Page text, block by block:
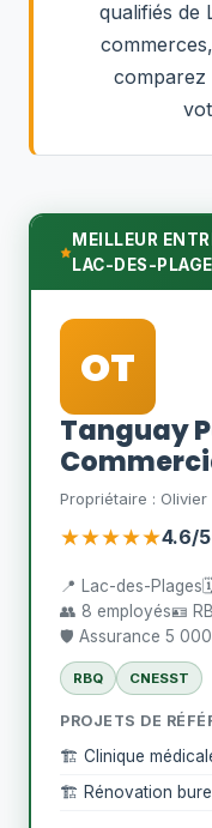
qualifiés de
comparez
MEILLEUR
LAC-DES-
OT
Tanguay
Propriétaire :
★★★★★4.6/5
📍 Lac-des-Plages
👥 8 employés🪪
🛡️ Assurance 5
RBQ CNESST
PROJETS DE
🏗️ Clinique
🏗️ Rénovation